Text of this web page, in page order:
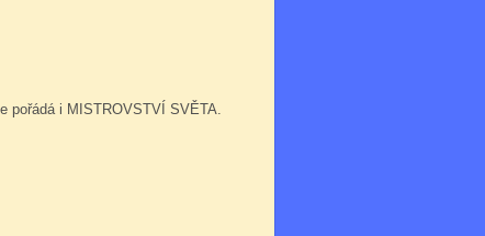
pořádá i MISTROVSTVÍ SVĚTA.